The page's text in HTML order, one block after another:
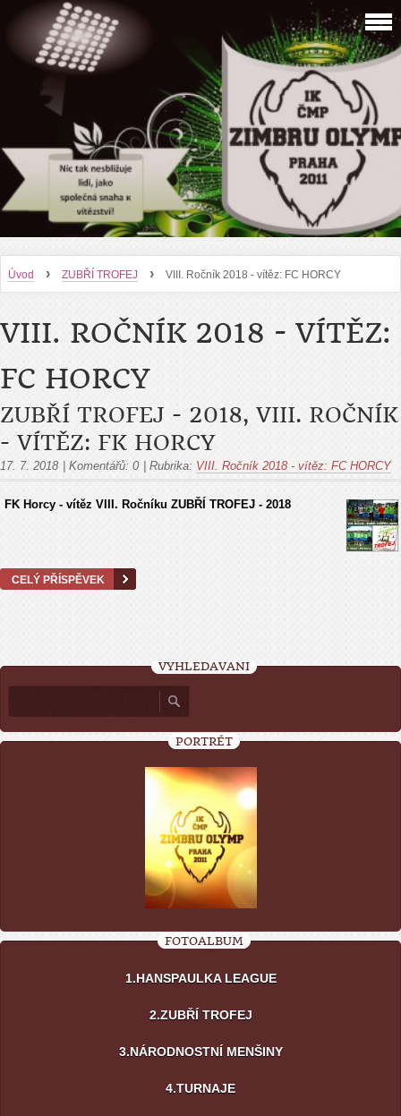
Úvod › ZUBŘÍ TROFEJ › VIII. Ročník 2018 - vítěz: FC HORCY
VIII. ROČNÍK 2018 - VÍTĚZ:
FC HORCY
ZUBŘÍ TROFEJ - 2018, VIII. ROČNÍK
- VÍTĚZ: FK HORCY
17. 7. 2018 Komentářů: 0 Rubrika: VIII. Ročník 2018 - vítěz: FC HORCY
FK Horcy - vítěz VIII. Ročníku ZUBŘÍ TROFEJ - 2018
CELÝ PŘÍSPĚVEK
VYHLEDÁVÁNÍ
PORTRÉT
FOTOALBUM
1.HANSPAULKA LEAGUE
2.ZUBŘÍ TROFEJ
3.NÁRODNOSTNÍ MENŠINY
4.TURNAJE